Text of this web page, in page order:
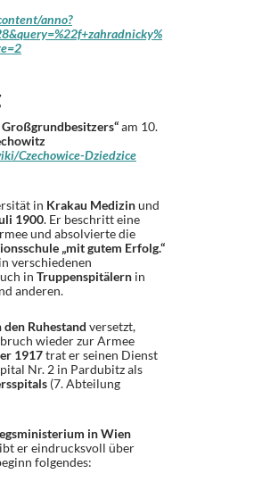
anno?
Großgrundbesitzers“am 10.
Czechowice-Dziedzice
in Krakau Medizinund
1900. Er beschritt eine
und absolvierte die
„mit gutem Erfolg.“
verschiedenen
in Truppenspitälern in
anderen.
Ruhestand versetzt,
wieder zur Armee
1917trat er seinen Dienst
Nr. 2 in Pardubitz als
(7. Abteilung
in Wien
er eindrucksvoll über
folgendes: